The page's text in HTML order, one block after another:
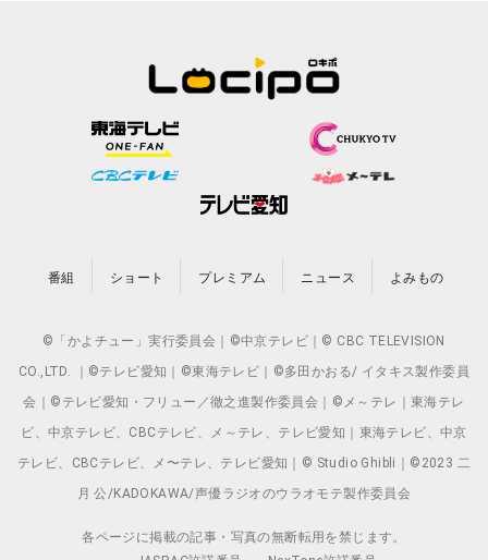
番組 ショート プレミアム ニュース よみもの
©「かよチュー」実行委員会｜©中京テレビ｜© CBC TELEVISION
CO.,LTD. ｜©テレビ愛知｜©東海テレビ｜©多田かおる/ イタキス製作委員
会｜©テレビ愛知・フリュー／徹之進製作委員会｜©メ～テレ｜東海テレ
ビ、中京テレビ、CBCテレビ、メ～テレ、テレビ愛知｜東海テレビ、中京
テレビ、CBCテレビ、メ〜テレ、テレビ愛知｜© Studio Ghibli｜©2023 二
月 公/KADOKAWA/声優ラジオのウラオモテ製作委員会
各ページに掲載の記事・写真の無断転用を禁じます。